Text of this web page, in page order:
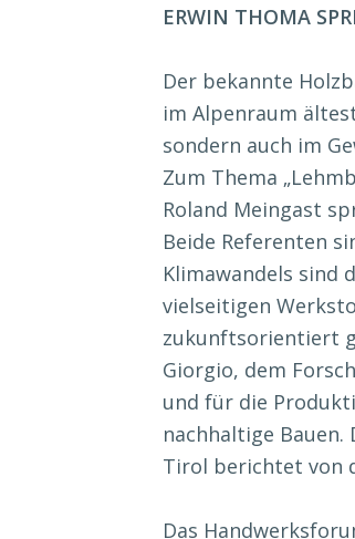
ERWIN THOMA
Der bekannte
im Alpenraum
sondern auch im
Zum Thema
Roland Meingast
Beide Referenten
Klimawandels sind
vielseitigen
zukunftsorientiert
Giorgio, dem
und für die
nachhaltige
Tirol berichtet von
Das